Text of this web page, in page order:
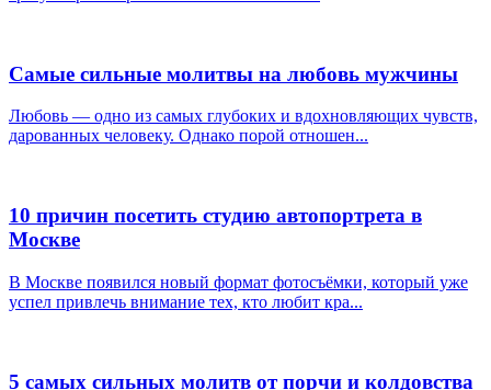
Самые сильные молитвы на любовь мужчины
Любовь — одно из самых глубоких и вдохновляющих чувств,
дарованных человеку. Однако порой отношен...
10 причин посетить студию автопортрета в
Москве
В Москве появился новый формат фотосъёмки, который уже
успел привлечь внимание тех, кто любит кра...
5 самых сильных молитв от порчи и колдовства